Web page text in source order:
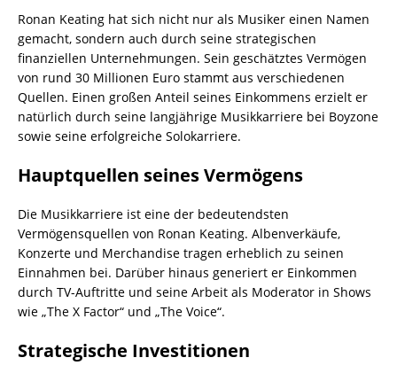
Ronan Keating hat sich nicht nur als Musiker einen Namen
gemacht, sondern auch durch seine strategischen
finanziellen Unternehmungen. Sein geschätztes Vermögen
von rund 30 Millionen Euro stammt aus verschiedenen
Quellen. Einen großen Anteil seines Einkommens erzielt er
natürlich durch seine langjährige Musikkarriere bei Boyzone
sowie seine erfolgreiche Solokarriere.
Hauptquellen seines Vermögens
Die Musikkarriere ist eine der bedeutendsten
Vermögensquellen von Ronan Keating. Albenverkäufe,
Konzerte und Merchandise tragen erheblich zu seinen
Einnahmen bei. Darüber hinaus generiert er Einkommen
durch TV-Auftritte und seine Arbeit als Moderator in Shows
wie „The X Factor“ und „The Voice“.
Strategische Investitionen